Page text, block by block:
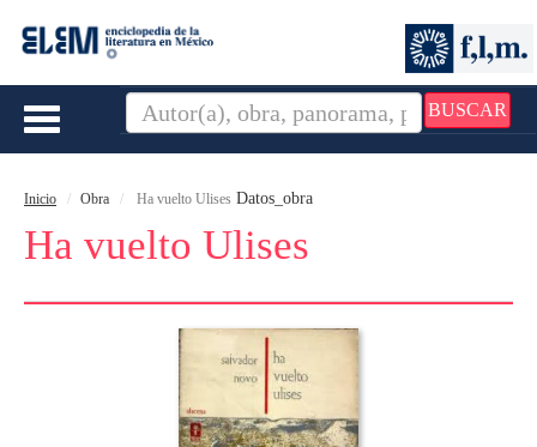
BUSCAR
Toggle
Inicio Obra Ha vuelto Ulises Datos_obra
Ha vuelto Ulises